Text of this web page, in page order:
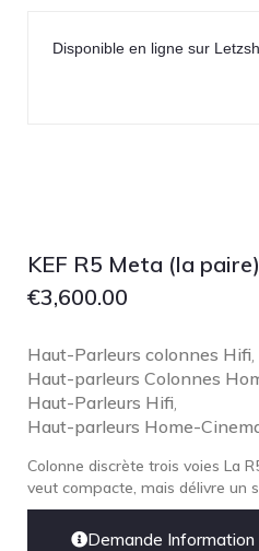
Disponible en ligne sur
KEF R5 Meta (la paire)
€3,600.00
Haut-Parleurs colonnes Hifi
Haut-parleurs Colonnes
Haut-Parleurs Hifi
Haut-parleurs Home-
Colonne discrète trois voies La
veut compacte, mais délivre un
Demande Information